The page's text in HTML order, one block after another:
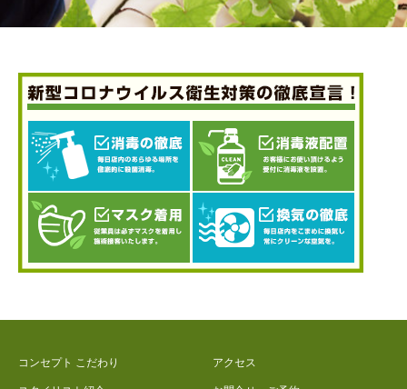
コンセプト こだわり
アクセス